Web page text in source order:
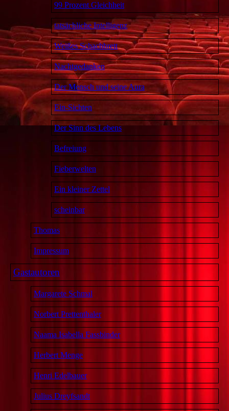
99 Prozent Gleichheit
tatsächliche Intelligenz
Weißes Schachbrett
Nachtgedanken
Der Mensch und seine Aura
Ein-Sichten
Der Sinn des Lebens
Befreiung
Fieberwelten
Ein kleiner Zettel
scheinbar
Thomas
Impressum
Gastautoren
Margarete Schmal
Norbert Prettenthaler
Naama Isabella Fassbinder
Herbert Menge
Henri Edelbauer
Julius Dreyfsandt